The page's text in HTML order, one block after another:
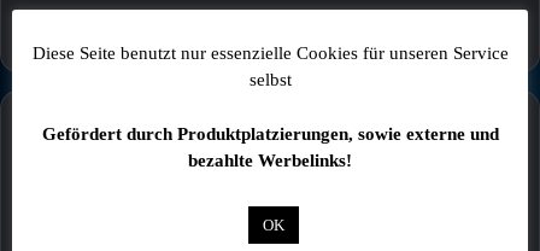
Mehr
Diese Seite benutzt nur essenzielle Cookies für unseren Service
selbst
Gefördert durch Produktplatzierungen, sowie externe und
bezahlte Werbelinks!
OK